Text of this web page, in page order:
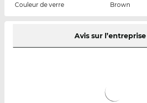
Couleur de verre
Brown
Avis sur l’entreprise